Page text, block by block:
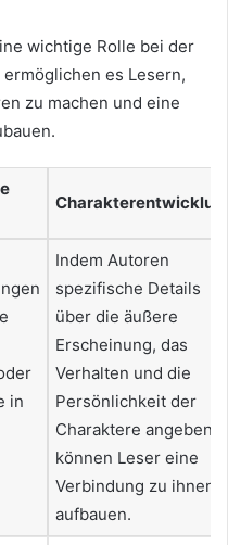
wichtige Rolle bei der
es Lesern,
zu machen und eine
in
Indem Autoren
spezifische Details
über die äußere
Erscheinung, das
Verhalten und die
Persönlichkeit der
Charaktere angeben,
können Leser eine
Verbindung zu ihnen
aufbauen.